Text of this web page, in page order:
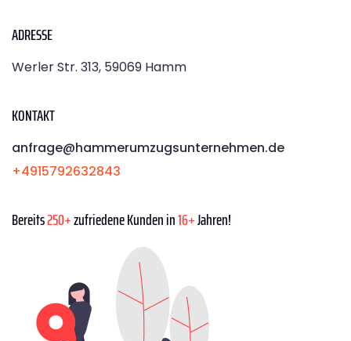
ADRESSE
Werler Str. 313, 59069 Hamm
KONTAKT
anfrage@hammerumzugsunternehmen.de
+4915792632843
Bereits250+zufriedene Kunden in16+Jahren!